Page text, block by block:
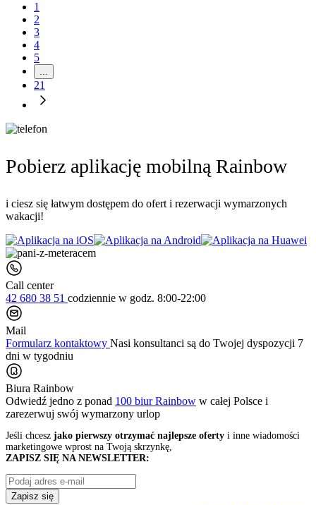
1
2
3
4
5
...
21
Pobierz aplikację mobilną Rainbow
i ciesz się łatwym dostępem do ofert i rezerwacji wymarzonych
wakacji!
Call center
42 680 38 51 codziennie w godz. 8:00-22:00
Mail
Formularz kontaktowy Nasi konsultanci są do Twojej dyspozycji 7
dni w tygodniu
Biura Rainbow
Odwiedź jedno z ponad 100 biur Rainbow w całej Polsce i
zarezerwuj swój wymarzony urlop
Jeśli chcesz jako pierwszy otrzymać najlepsze oferty i inne wiadomości
marketingowe wprost na Twoją skrzynkę,
ZAPISZ SIĘ NA NEWSLETTER:
Zapisz się